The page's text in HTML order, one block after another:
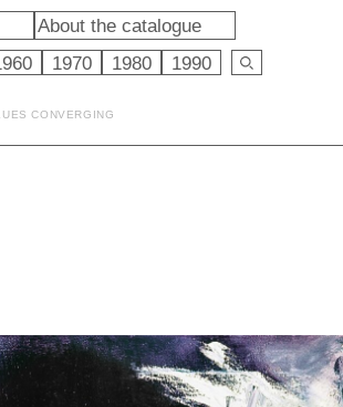
About the catalogue
1970 1980 1990
CONVERGING